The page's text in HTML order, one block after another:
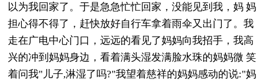
以为我回家了。于是急急忙忙回家，没能见到我，妈 妈
担心得不得了，赶快放好自行车拿着雨伞又出门了。我
走在广电中心门口，远远的看见了妈妈向我招手，我高
兴的冲到妈妈身边，看着满头湿发满脸水珠的妈妈微 笑
着问我"儿子,淋湿了吗?"我望着慈祥的妈妈感动的说:"妈